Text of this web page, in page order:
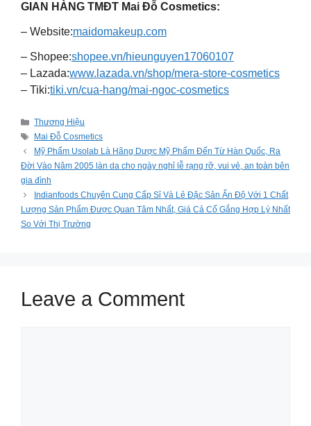
GIAN HÀNG TMĐT Mai Đỗ Cosmetics:
– Website:maidomakeup.com
– Shopee:shopee.vn/hieunguyen17060107
– Lazada:www.lazada.vn/shop/mera-store-cosmetics
– Tiki:tiki.vn/cua-hang/mai-ngoc-cosmetics
Categories
Thương Hiệu
Tags
Mai Đỗ Cosmetics
Mỹ Phẩm Usolab Là Hãng Dược Mỹ Phẩm Đến Từ Hàn Quốc, Ra
Đời Vào Năm 2005 làn da cho ngày nghỉ lễ rạng rỡ, vui vẻ, an toàn bên
gia đình
Indianfoods Chuyên Cung Cấp Sỉ Và Lẻ Đặc Sản Ấn Độ Với 1 Chất
Lượng Sản Phẩm Được Quan Tâm Nhất, Giá Cả Cố Gắng Hợp Lý Nhất
So Với Thị Trường
Leave a Comment